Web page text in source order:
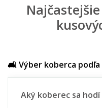
🛋️ Výber koberca
Aký koberec sa